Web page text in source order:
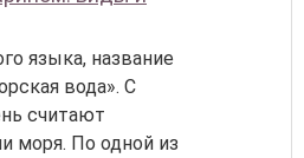
языка, название
вода». С
считают
моря. По одной из